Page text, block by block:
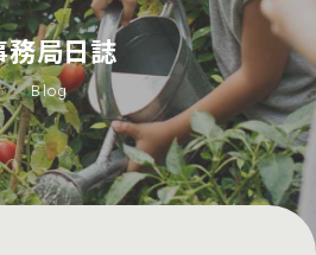
務局日誌
Blog